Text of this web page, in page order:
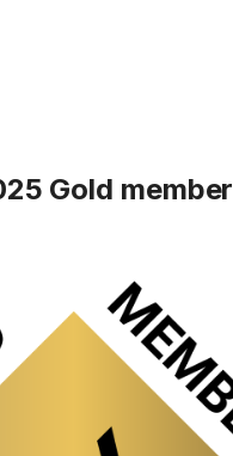
Gold member